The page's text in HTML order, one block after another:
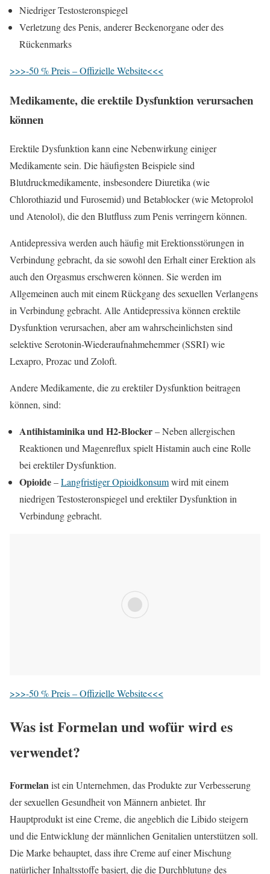
Niedriger Testosteronspiegel
Verletzung des Penis, anderer Beckenorgane oder des
Rückenmarks
>>>-50 % Preis – Offizielle Website<<<
Medikamente, die erektile Dysfunktion verursachen
können
Erektile Dysfunktion kann eine Nebenwirkung einiger
Medikamente sein. Die häufigsten Beispiele sind
Blutdruckmedikamente, insbesondere Diuretika (wie
Chlorothiazid und Furosemid) und Betablocker (wie Metoprolol
und Atenolol), die den Blutfluss zum Penis verringern können.
Antidepressiva werden auch häufig mit Erektionsstörungen in
Verbindung gebracht, da sie sowohl den Erhalt einer Erektion als
auch den Orgasmus erschweren können. Sie werden im
Allgemeinen auch mit einem Rückgang des sexuellen Verlangens
in Verbindung gebracht. Alle Antidepressiva können erektile
Dysfunktion verursachen, aber am wahrscheinlichsten sind
selektive Serotonin-Wiederaufnahmehemmer (SSRI) wie
Lexapro, Prozac und Zoloft.
Andere Medikamente, die zu erektiler Dysfunktion beitragen
können, sind:
Antihistaminika und H2-Blocker– Neben allergischen
Reaktionen und Magenreflux spielt Histamin auch eine Rolle
bei erektiler Dysfunktion.
Opioide–Langfristiger Opioidkonsumwird mit einem
niedrigen Testosteronspiegel und erektiler Dysfunktion in
Verbindung gebracht.
>>>-50 % Preis – Offizielle Website<<<
Was istFormelanund wofür wird es
verwendet?
Formelanist ein Unternehmen, das Produkte zur Verbesserung
der sexuellen Gesundheit von Männern anbietet. Ihr
Hauptprodukt ist eine Creme, die angeblich die Libido steigern
und die Entwicklung der männlichen Genitalien unterstützen soll.
Die Marke behauptet, dass ihre Creme auf einer Mischung
natürlicher Inhaltsstoffe basiert, die die Durchblutung des